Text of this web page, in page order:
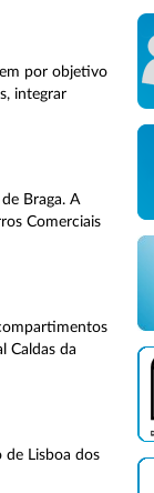
por objetivo
integrar
Braga. A
Comerciais
Caldas da
de Lisboa dos